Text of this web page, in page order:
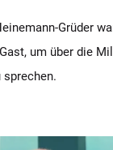
Grüder
um über die
sprechen.